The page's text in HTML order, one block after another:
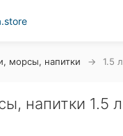
морсы, напитки 1.5 л
напитки 1.5 л